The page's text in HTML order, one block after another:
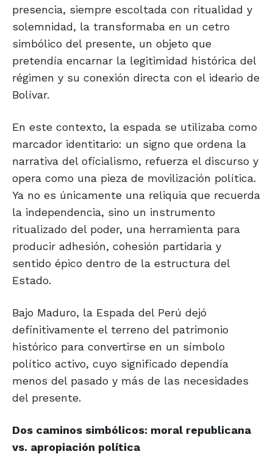
presencia, siempre escoltada con ritualidad y
solemnidad, la transformaba en un cetro
simbólico del presente, un objeto que
pretendía encarnar la legitimidad histórica del
régimen y su conexión directa con el ideario de
Bolívar.
En este contexto, la espada se utilizaba como
marcador identitario: un signo que ordena la
narrativa del oficialismo, refuerza el discurso y
opera como una pieza de movilización política.
Ya no es únicamente una reliquia que recuerda
la independencia, sino un instrumento
ritualizado del poder, una herramienta para
producir adhesión, cohesión partidaria y
sentido épico dentro de la estructura del
Estado.
Bajo Maduro, la Espada del Perú dejó
definitivamente el terreno del patrimonio
histórico para convertirse en un símbolo
político activo, cuyo significado dependía
menos del pasado y más de las necesidades
del presente.
Dos caminos simbólicos: moral republicana
vs. apropiación política